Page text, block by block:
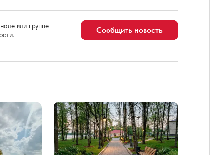
или группе
Сообщить новость